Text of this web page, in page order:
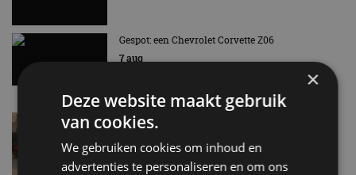
Gespot: een Chevrolet Corvette Z06
7 aug
Lamborghini Revuelto eert 60 jaar Miura met
speciale editie
6 aug
×
Deze website maakt gebruik
van cookies.
We gebruiken cookies om inhoud en
advertenties te personaliseren en om ons